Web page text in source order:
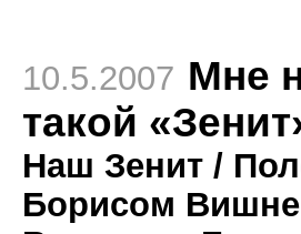
10.5.2007 Мне
такой
Наш Зенит /
Борисом